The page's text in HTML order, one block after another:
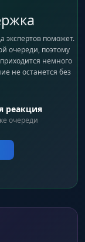
экспертов поможет.
очереди, поэтому
немного
не останется без
реакция
очереди